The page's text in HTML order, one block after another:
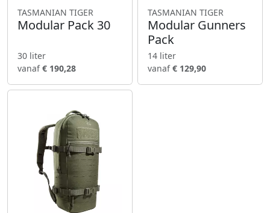
TASMANIAN TIGER
Modular Pack 30
30 liter
vanaf€ 190,28
TASMANIAN TIGER
Modular Gunners
Pack
14 liter
vanaf€ 129,90